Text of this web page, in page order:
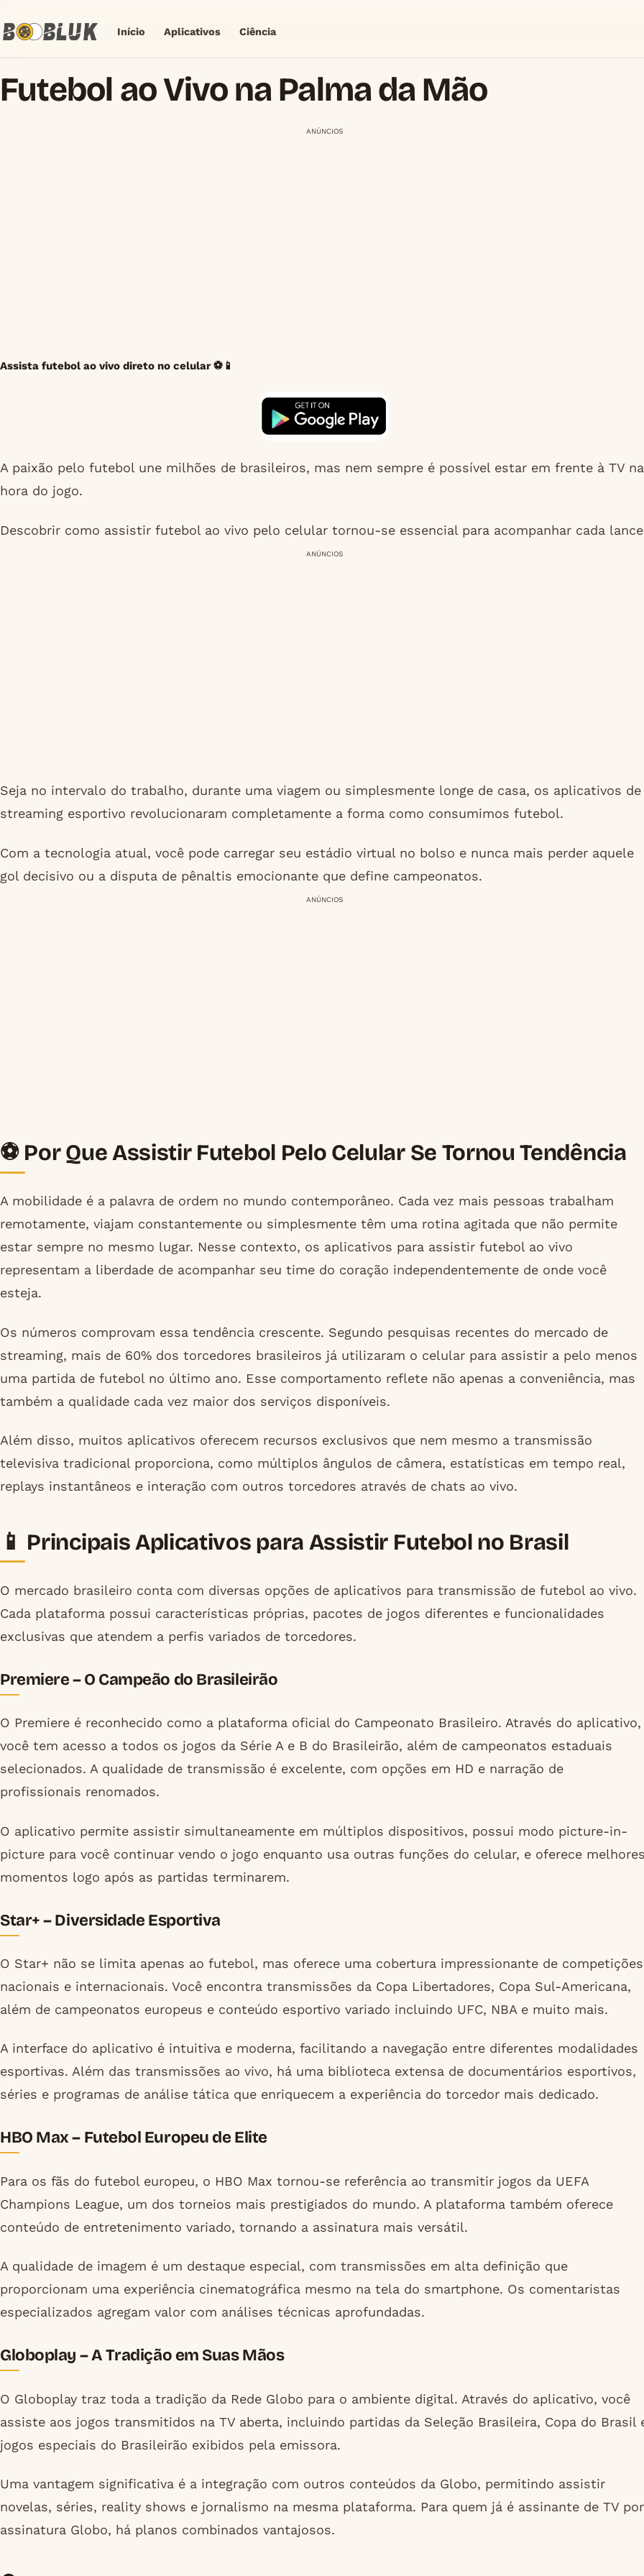
Início Aplicativos Ciência
Futebol ao Vivo na Palma da Mão
ANÚNCIOS
Assista futebol ao vivo direto no celular ⚽📱
A paixão pelo futebol une milhões de brasileiros, mas nem sempre é possível estar em frente à TV na
hora do jogo.
Descobrir como assistir futebol ao vivo pelo celular tornou-se essencial para acompanhar cada
ANÚNCIOS
Seja no intervalo do trabalho, durante uma viagem ou simplesmente longe de casa, os aplicativos de
streaming esportivo revolucionaram completamente a forma como consumimos futebol.
Com a tecnologia atual, você pode carregar seu estádio virtual no bolso e nunca mais perder aquele
gol decisivo ou a disputa de pênaltis emocionante que define campeonatos.
ANÚNCIOS
⚽ Por Que Assistir Futebol Pelo Celular Se Tornou Tendência
A mobilidade é a palavra de ordem no mundo contemporâneo. Cada vez mais pessoas trabalham
remotamente, viajam constantemente ou simplesmente têm uma rotina agitada que não permite
estar sempre no mesmo lugar. Nesse contexto, os aplicativos para assistir futebol ao vivo
representam a liberdade de acompanhar seu time do coração independentemente de onde você
esteja.
Os números comprovam essa tendência crescente. Segundo pesquisas recentes do mercado de
streaming, mais de 60% dos torcedores brasileiros já utilizaram o celular para assistir a pelo menos
uma partida de futebol no último ano. Esse comportamento reflete não apenas a conveniência, mas
também a qualidade cada vez maior dos serviços disponíveis.
Além disso, muitos aplicativos oferecem recursos exclusivos que nem mesmo a transmissão
televisiva tradicional proporciona, como múltiplos ângulos de câmera, estatísticas em tempo real,
replays instantâneos e interação com outros torcedores através de chats ao vivo.
📱 Principais Aplicativos para Assistir Futebol no Brasil
O mercado brasileiro conta com diversas opções de aplicativos para transmissão de futebol ao vivo.
Cada plataforma possui características próprias, pacotes de jogos diferentes e funcionalidades
exclusivas que atendem a perfis variados de torcedores.
Premiere – O Campeão do Brasileirão
O Premiere é reconhecido como a plataforma oficial do Campeonato Brasileiro. Através do aplicativo,
você tem acesso a todos os jogos da Série A e B do Brasileirão, além de campeonatos estaduais
selecionados. A qualidade de transmissão é excelente, com opções em HD e narração de
profissionais renomados.
O aplicativo permite assistir simultaneamente em múltiplos dispositivos, possui modo picture-in-
picture para você continuar vendo o jogo enquanto usa outras funções do celular, e oferece
momentos logo após as partidas terminarem.
Star+ – Diversidade Esportiva
O Star+ não se limita apenas ao futebol, mas oferece uma cobertura impressionante de competições
nacionais e internacionais. Você encontra transmissões da Copa Libertadores, Copa Sul-Americana,
além de campeonatos europeus e conteúdo esportivo variado incluindo UFC, NBA e muito mais.
A interface do aplicativo é intuitiva e moderna, facilitando a navegação entre diferentes modalidades
esportivas. Além das transmissões ao vivo, há uma biblioteca extensa de documentários esportivos,
séries e programas de análise tática que enriquecem a experiência do torcedor mais dedicado.
HBO Max – Futebol Europeu de Elite
Para os fãs do futebol europeu, o HBO Max tornou-se referência ao transmitir jogos da UEFA
Champions League, um dos torneios mais prestigiados do mundo. A plataforma também oferece
conteúdo de entretenimento variado, tornando a assinatura mais versátil.
A qualidade de imagem é um destaque especial, com transmissões em alta definição que
proporcionam uma experiência cinematográfica mesmo na tela do smartphone. Os comentaristas
especializados agregam valor com análises técnicas aprofundadas.
Globoplay – A Tradição em Suas Mãos
O Globoplay traz toda a tradição da Rede Globo para o ambiente digital. Através do aplicativo, você
assiste aos jogos transmitidos na TV aberta, incluindo partidas da Seleção Brasileira, Copa do Brasil
jogos especiais do Brasileirão exibidos pela emissora.
Uma vantagem significativa é a integração com outros conteúdos da Globo, permitindo assistir
novelas, séries, reality shows e jornalismo na mesma plataforma. Para quem já é assinante de TV por
assinatura Globo, há planos combinados vantajosos.